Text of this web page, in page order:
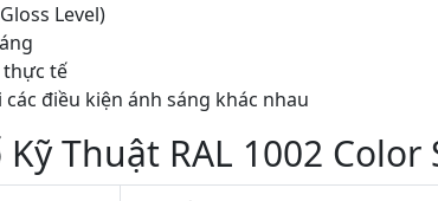
Level)
tế
điều kiện ánh sáng khác nhau
Thuật RAL 1002 Color